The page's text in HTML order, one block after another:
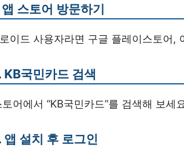
앱 스토어 방문하기
이드 사용자라면 구글 플레이스토어,
KB국민카드 검색
토어에서 “KB국민카드”를 검색해 보
앱 설치 후 로그인